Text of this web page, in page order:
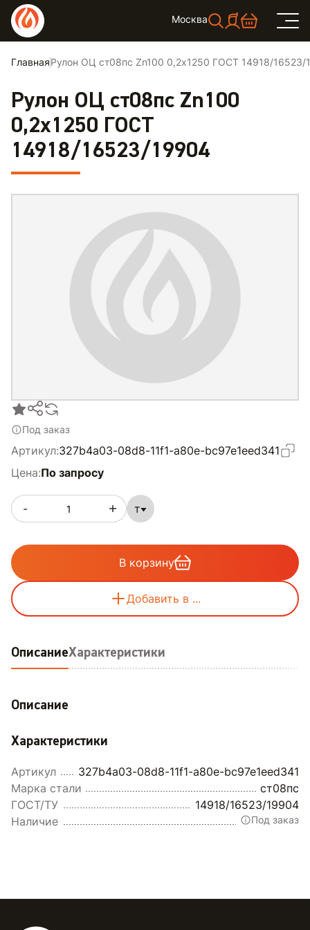
Москва
ГлавнаяРулон ОЦ ст08пс Zn100 0,2х1250 ГОСТ 14918/16523/
Рулон ОЦ ст08пс Zn100
0,2х1250 ГОСТ
14918/16523/19904
Под заказ
Артикул:327b4a03-08d8-11f1-a80e-bc97e1eed341
Цена:По запросу
- т
В корзину
Добавить в ...
ОписаниеХарактеристики
Описание
Характеристики
Артикул
327b4a03-08d8-11f1-a80e-bc97e1eed341
Марка стали
ст08пс
ГОСТ/ТУ
14918/16523/19904
Наличие
Под заказ